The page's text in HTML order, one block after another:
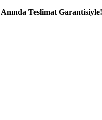
Teslimat Garantisiyle!